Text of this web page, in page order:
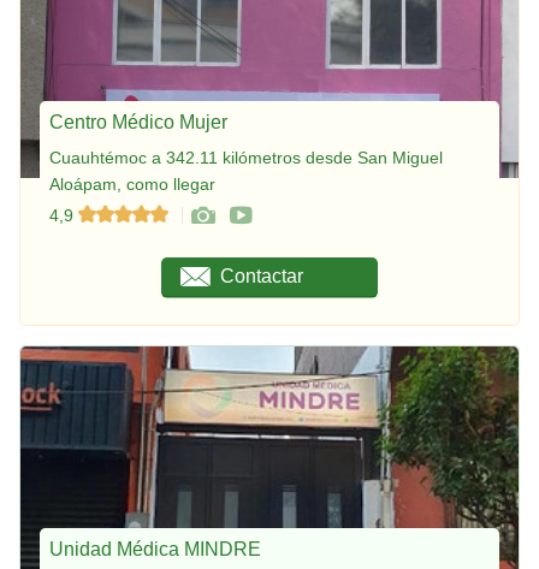
Centro Médico Mujer
Cuauhtémoc a 342.11 kilómetros desde San Miguel
Aloápam, como llegar
4,9
Contactar
Unidad Médica MINDRE